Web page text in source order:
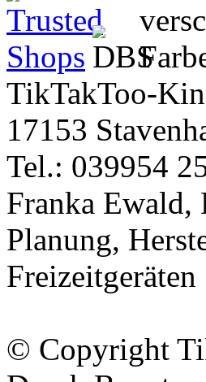
TikTakToo-
17153
Tel.: 039954
Franka
Planung,
Freizeitgeräten
© Copyright